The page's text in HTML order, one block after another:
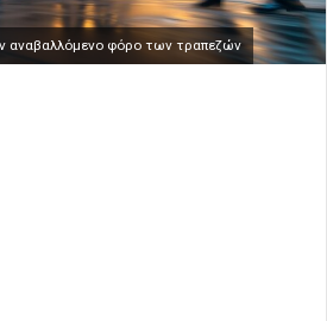
αναβαλλόμενο φόρο των τραπεζών